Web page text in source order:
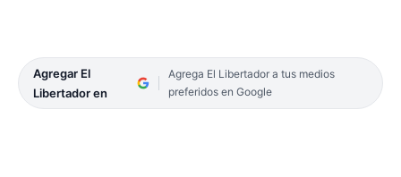
Agregar El
Libertador en
Agrega El Libertador a tus medios
preferidos en Google